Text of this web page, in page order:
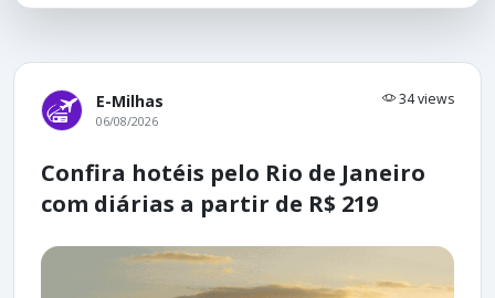
E-Milhas 34 views
06/08/2026
Confira hotéis pelo Rio de Janeiro
com diárias a partir de R$ 219